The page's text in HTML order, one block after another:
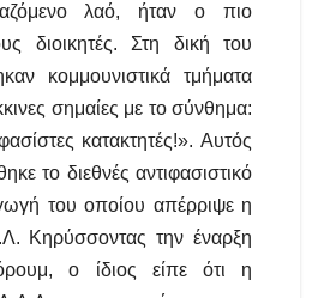
λαό, ήταν ο πιο
διοικητές. Στη δική του
κομμουνιστικά τμήματα
σημαίες με το σύνθημα:
κατακτητές!». Αυτός
το διεθνές αντιφασιστικό
του οποίου απέρριψε η
Κηρύσσοντας την έναρξη
ο ίδιος είπε ότι η